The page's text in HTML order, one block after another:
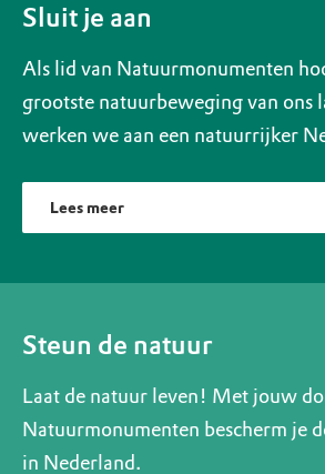
Sluit je aan
Als lid van Natuurmonumenten
grootste natuurbeweging van ons
werken we aan een natuurrijker
Lees meer
Steun de natuur
Laat de natuur leven! Met jouw
Natuurmonumenten bescherm je
in Nederland.